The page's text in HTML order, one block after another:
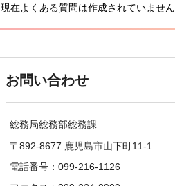
現在よくある質問は作成されていませ
お問い合わせ
総務局総務部総務課
〒892-8677 鹿児島市山下町11-1
電話番号：099-216-1126